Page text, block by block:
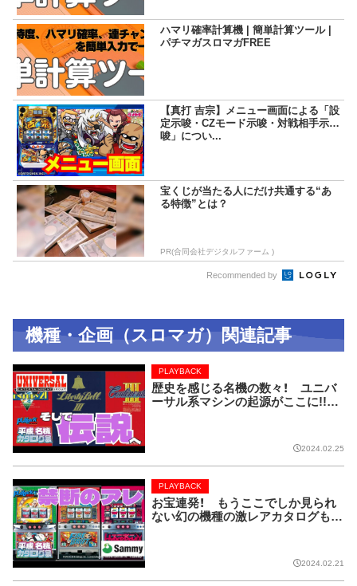
ハマリ確率計算機 | 簡単計算ツール |
パチマガスロマガFREE
【真打 吉宗】メニュー画面による「設
定示唆・CZモード示唆・対戦相手示
唆」につい...
宝くじが当たる人にだけ共通する“あ
る特徴”とは？
PR(合同会社デジタルファーム )
Recommended by
機種・企画（スロマガ）関連記事
歴史を感じる名機の数々！ ユニバ
ーサル系マシンの起源がここに!!【P
PLAYBACK
2024.02.25
お宝連発！ もうここでしか見られ
ない幻の機種の激レアカタログも！
PLAYBACK
2024.02.21